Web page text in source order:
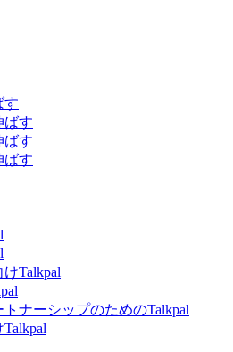
す
ばす
ばす
ばす
Talkpal
ナーシップのためのTalkpal